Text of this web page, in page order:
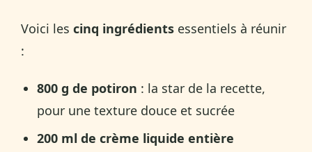
Voici les cinq ingrédients essentiels à réunir
:
800 g de potiron : la star de la recette,
pour une texture douce et sucrée
200 ml de crème liquide entière